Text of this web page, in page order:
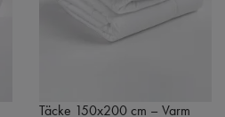
Täcke 150x200 cm – Varm